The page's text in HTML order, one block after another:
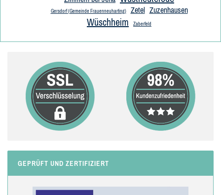
Gersdorf (Gemeinde Frauenneuharting) Zetel Zuzenhausen
Wüschheim Zaberfeld
GEPRÜFT UND ZERTIFIZIERT